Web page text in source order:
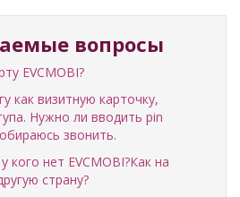
вопросы
EVCMOBI?
как визитную карточку,
Нужно ли вводить pin
звонить.
кого нет EVCMOBI?Как на
страну?